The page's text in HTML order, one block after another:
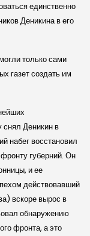
единственно
Деникина в его
только сами
газет создать им
снял Деникин в
набег восстановил
губерний. Он
и ее
действовавший
вскоре вырос в
обнаружению
фронта, а это